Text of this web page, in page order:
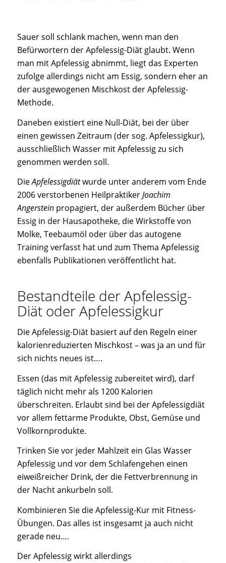
Sauer soll schlank machen, wenn man den
Befürwortern der Apfelessig-Diät glaubt. Wenn
man mit Apfelessig abnimmt, liegt das Experten
zufolge allerdings nicht am Essig, sondern eher an
der ausgewogenen Mischkost der Apfelessig-
Methode.
Daneben existiert eine Null-Diät, bei der über
einen gewissen Zeitraum (der sog. Apfelessigkur),
ausschließlich Wasser mit Apfelessig zu sich
genommen werden soll.
DieApfelessigdiätwurde unter anderem vom Ende
2006 verstorbenen HeilpraktikerJoachim
Angersteinpropagiert, der außerdem Bücher über
Essig in der Hausapotheke, die Wirkstoffe von
Molke, Teebaumöl oder über das autogene
Training verfasst hat und zum Thema Apfelessig
ebenfalls Publikationen veröffentlicht hat.
Bestandteile der Apfelessig-
Diät oder Apfelessigkur
Die Apfelessig-Diät basiert auf den Regeln einer
kalorienreduzierten Mischkost – was ja an und für
sich nichts neues ist….
Essen (das mit Apfelessig zubereitet wird), darf
täglich nicht mehr als 1200 Kalorien
überschreiten. Erlaubt sind bei der Apfelessigdiät
vor allem fettarme Produkte, Obst, Gemüse und
Vollkornprodukte.
Trinken Sie vor jeder Mahlzeit ein Glas Wasser
Apfelessig und vor dem Schlafengehen einen
eiweißreicher Drink, der die Fettverbrennung in
der Nacht ankurbeln soll.
Kombinieren Sie die Apfelessig-Kur mit Fitness-
Übungen. Das alles ist insgesamt ja auch nicht
gerade neu….
Der Apfelessig wirkt allerdings